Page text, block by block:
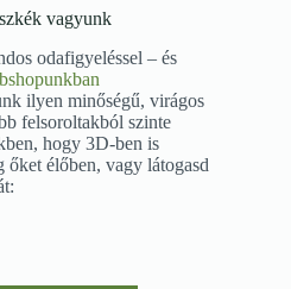
vagyunk
odafigyeléssel – és
ilyen minőségű, virágos
felsoroltakból szinte
hogy 3D-ben is
őket élőben, vagy látogasd